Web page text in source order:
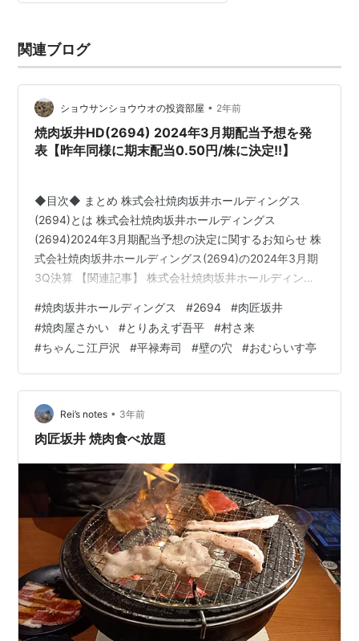
関連ブログ
ショウサンショウウオの投資部屋 • 2年前
焼肉坂井HD(2694) 2024年3月期配当予想を発
表【昨年同様に期末配当0.50円/株に決定!!】
◆目次◆ まとめ 株式会社焼肉坂井ホールディングス
(2694)とは 株式会社焼肉坂井ホールディングス
(2694)2024年3月期配当予想の決定に関するお知らせ 株
式会社焼肉坂井ホールディングス(2694)の2024年3月期
3Q決算 【関連記事】 株式会社焼肉坂井ホールディング
ィングス(2694)の2024年3月期通期業績予想・進捗率 株
式会社焼肉坂井ホールディングス(2694)の 株主優待制度
② 長期保有株主(1,000株以上保有)への優待 ③ 特別株
主優待券の利用店舗拡充(20,000株以上保有) 【関連記
事】 ブログをご覧頂き、あ…
#焼肉坂井ホールディングス #2694 #肉匠坂井
#焼肉屋さかい #とりあえず吾平 #村さ来
#ちゃんこ江戸沢 #平禄寿司 #壁の穴 #おむらいす亭
Rei’s notes • 3年前
肉匠坂井 焼肉食べ放題